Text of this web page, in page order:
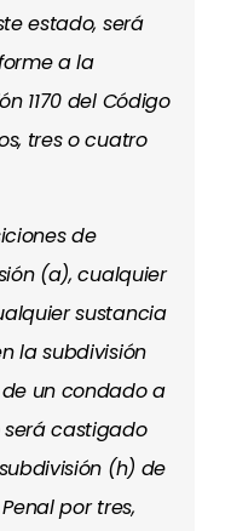
estado, será
a la
1170 del Código
tres o cuatro
de
(a), cualquier
sustancia
la subdivisión
un condado a
castigado
(h) de
por tres,